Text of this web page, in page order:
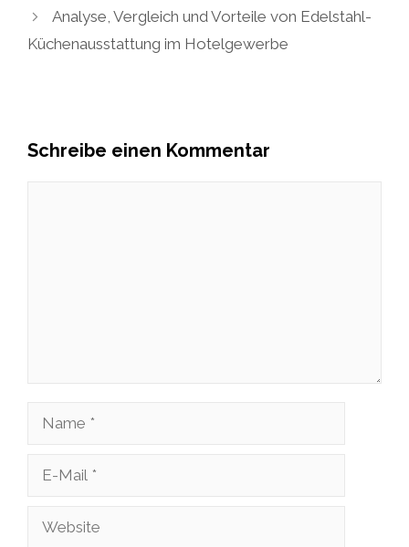
Analyse, Vergleich und Vorteile von Edelstahl-
Küchenausstattung im Hotelgewerbe
Schreibe einen Kommentar
Name
Website